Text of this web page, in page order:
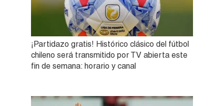
¡Partidazo gratis! Histórico clásico del fútbol
chileno será transmitido por TV abierta este
fin de semana: horario y canal